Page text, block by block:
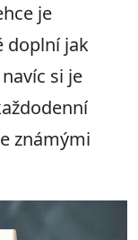
je
doplní jak
si je
známými